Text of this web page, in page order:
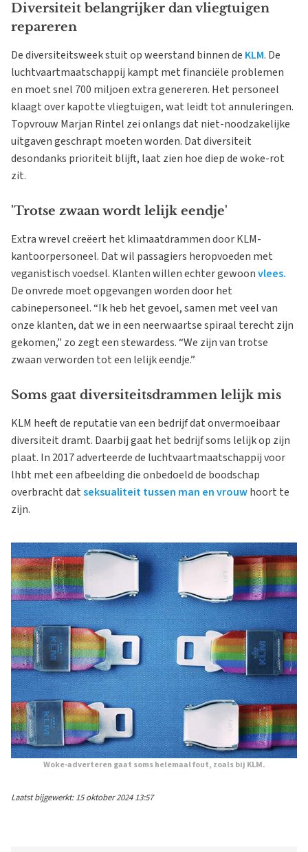
Diversiteit belangrijker dan vliegtuigen
repareren
De diversiteitsweek stuit op weerstand binnen de KLM. De
luchtvaartmaatschappij kampt met financiële problemen
en moet snel 700 miljoen extra genereren. Het personeel
klaagt over kapotte vliegtuigen, wat leidt tot annuleringen.
Topvrouw Marjan Rintel zei onlangs dat niet-noodzakelijke
uitgaven geschrapt moeten worden. Dat diversiteit
desondanks prioriteit blijft, laat zien hoe diep de woke-rot
zit.
'Trotse zwaan wordt lelijk eendje'
Extra wrevel creëert het klimaatdrammen door KLM-
kantoorpersoneel. Dat wil passagiers heropvoeden met
veganistisch voedsel. Klanten willen echter gewoonvlees.
De onvrede moet opgevangen worden door het
cabinepersoneel. “Ik heb het gevoel, samen met veel van
onze klanten, dat we in een neerwaartse spiraal terecht zijn
gekomen,” zo zegt een stewardess. “We zijn van trotse
zwaan verworden tot een lelijk eendje.”
Soms gaat diversiteitsdrammen lelijk mis
KLM heeft de reputatie van een bedrijf dat onvermoeibaar
diversiteit dramt. Daarbij gaat het bedrijf soms lelijk op zijn
plaat. In 2017 adverteerde de luchtvaartmaatschappij voor
lhbt met een afbeelding die onbedoeld de boodschap
overbracht datseksualiteit tussen man en vrouwhoort te
zijn.
Woke-adverteren gaat soms helemaal fout, zoals bij KLM.
Laatst bijgewerkt: 15 oktober 2024 13:57